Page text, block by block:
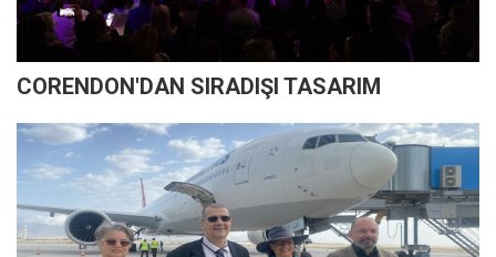
CORENDON'DAN SIRADIŞI TASARIM